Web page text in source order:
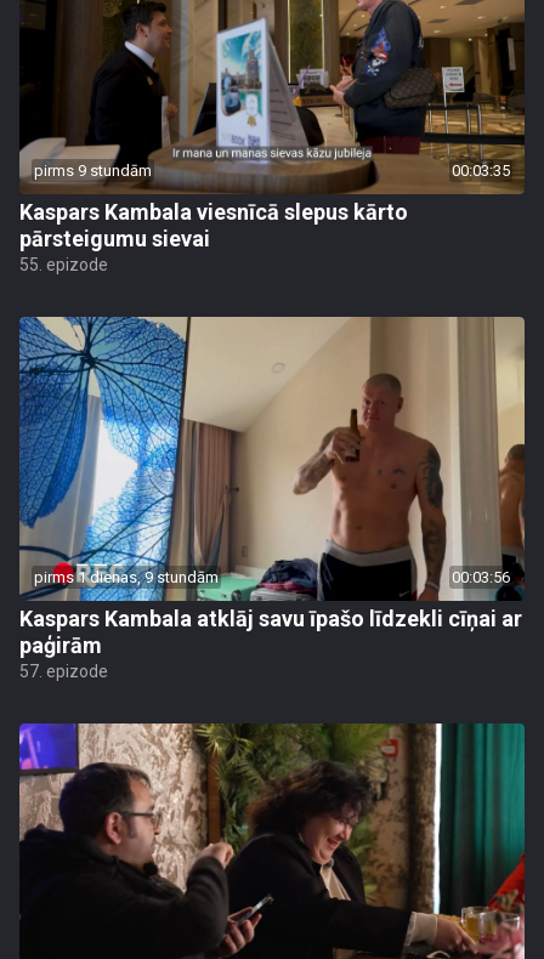
pirms 9 stundām 00:03:35
Kaspars Kambala viesnīcā slepus kārto
pārsteigumu sievai
55. epizode
pirms 1 dienas, 9 stundām 00:03:56
Kaspars Kambala atklāj savu īpašo līdzekli cīņai ar
paģirām
57. epizode